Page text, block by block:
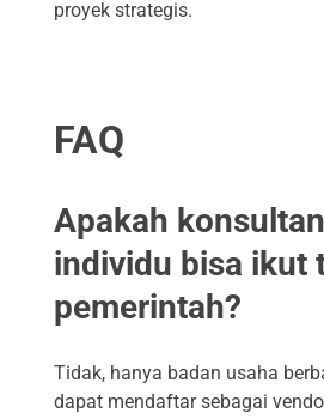
proyek strategis.
FAQ
Apakah
individu bisa ikut
pemerintah?
Tidak, hanya badan usaha
dapat mendaftar sebagai